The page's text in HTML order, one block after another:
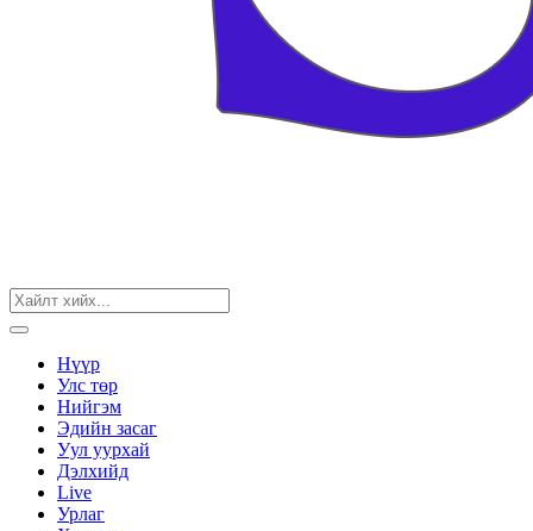
Нүүр
Улс төр
Нийгэм
Эдийн засаг
Уул уурхай
Дэлхийд
Live
Урлаг